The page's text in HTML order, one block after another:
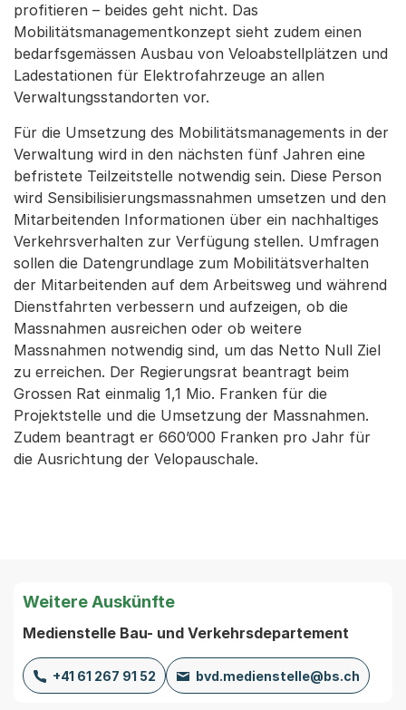
profitieren – beides geht nicht. Das
Mobilitätsmanagementkonzept sieht zudem einen
bedarfsgemässen Ausbau von Veloabstellplätzen und
Ladestationen für Elektrofahrzeuge an allen
Verwaltungsstandorten vor.
Für die Umsetzung des Mobilitätsmanagements in der
Verwaltung wird in den nächsten fünf Jahren eine
befristete Teilzeitstelle notwendig sein. Diese Person
wird Sensibilisierungsmassnahmen umsetzen und den
Mitarbeitenden Informationen über ein nachhaltiges
Verkehrsverhalten zur Verfügung stellen. Umfragen
sollen die Datengrundlage zum Mobilitätsverhalten
der Mitarbeitenden auf dem Arbeitsweg und während
Dienstfahrten verbessern und aufzeigen, ob die
Massnahmen ausreichen oder ob weitere
Massnahmen notwendig sind, um das Netto Null Ziel
zu erreichen. Der Regierungsrat beantragt beim
Grossen Rat einmalig 1,1 Mio. Franken für die
Projektstelle und die Umsetzung der Massnahmen.
Zudem beantragt er 660’000 Franken pro Jahr für
die Ausrichtung der Velopauschale.
Weitere Auskünfte
Medienstelle Bau- und Verkehrsdepartement
+41 61 267 91 52 bvd.medienstelle@bs.ch